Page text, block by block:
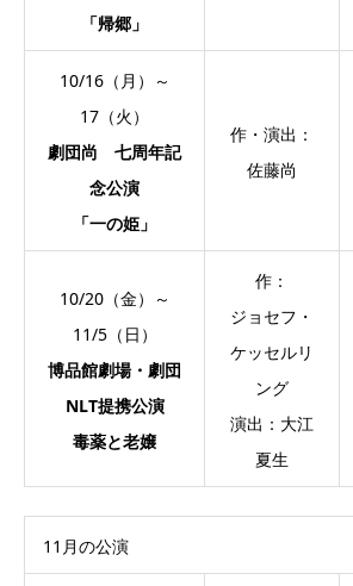
「帰郷」
10/16（月）～
17（火）
劇団尚 七周年記
念公演
「一の姫」
作・演出：
佐藤尚
10/20（金）～
11/5（日）
博品館劇場・劇団
NLT提携公演
毒薬と老嬢
作：
ジョセフ・
ケッセルリ
ング
演出：大江
夏生
11月の公演